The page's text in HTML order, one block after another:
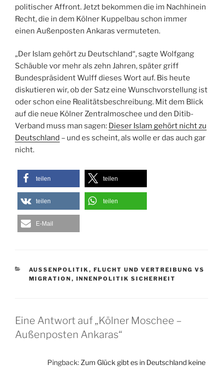
politischer Affront. Jetzt bekommen die im Nachhinein
Recht, die in dem Kölner Kuppelbau schon immer
einen Außenposten Ankaras vermuteten.
„Der Islam gehört zu Deutschland“, sagte Wolfgang
Schäuble vor mehr als zehn Jahren, später griff
Bundespräsident Wulff dieses Wort auf. Bis heute
diskutieren wir, ob der Satz eine Wunschvorstellung ist
oder schon eine Realitätsbeschreibung. Mit dem Blick
auf die neue Kölner Zentralmoschee und den Ditib-
Verband muss man sagen: Dieser Islam gehört nicht zu
Deutschland – und es scheint, als wolle er das auch gar
nicht.
teilen teilen
teilen teilen
E-Mail
KATEGORIEN
AUSSENPOLITIK , FLUCHT UND VERTREIBUNG VS
MIGRATION , INNENPOLITIK SICHERHEIT
Eine Antwort auf „Kölner Moschee –
Außenposten Ankaras“
Pingback: Zum Glück gibt es in Deutschland keine